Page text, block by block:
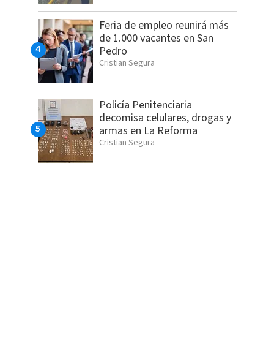
Feria de empleo reunirá más
de 1.000 vacantes en San
Pedro
Cristian Segura
Policía Penitenciaria
decomisa celulares, drogas y
armas en La Reforma
Cristian Segura